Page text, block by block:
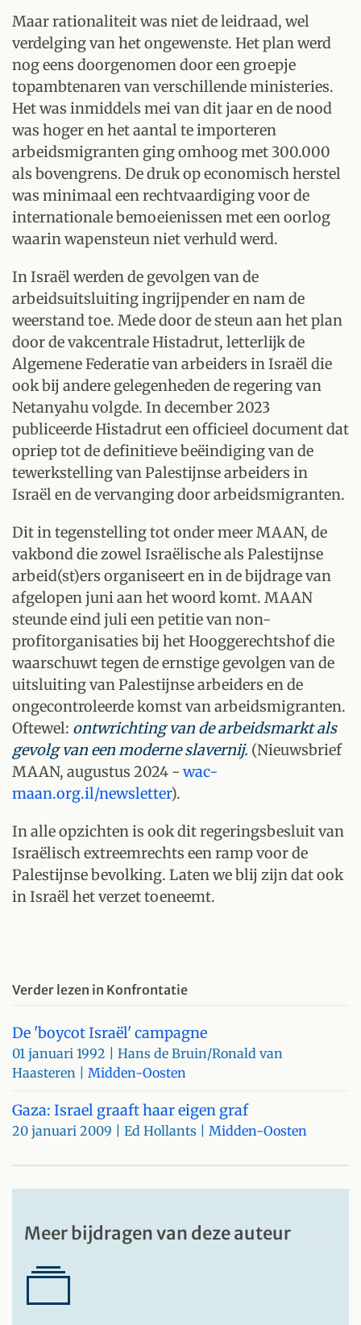
Maar rationaliteit was niet de leidraad, wel
verdelging van het ongewenste. Het plan werd
nog eens doorgenomen door een groepje
topambtenaren van verschillende ministeries.
Het was inmiddels mei van dit jaar en de nood
was hoger en het aantal te importeren
arbeidsmigranten ging omhoog met 300.000
als bovengrens. De druk op economisch herstel
was minimaal een rechtvaardiging voor de
internationale bemoeienissen met een oorlog
waarin wapensteun niet verhuld werd.
In Israël werden de gevolgen van de
arbeidsuitsluiting ingrijpender en nam de
weerstand toe. Mede door de steun aan het plan
door de vakcentrale Histadrut, letterlijk de
Algemene Federatie van arbeiders in Israël die
ook bij andere gelegenheden de regering van
Netanyahu volgde. In december 2023
publiceerde Histadrut een officieel document dat
opriep tot de definitieve beëindiging van de
tewerkstelling van Palestijnse arbeiders in
Israël en de vervanging door arbeidsmigranten.
Dit in tegenstelling tot onder meer MAAN, de
vakbond die zowel Israëlische als Palestijnse
arbeid(st)ers organiseert en in de bijdrage van
afgelopen juni aan het woord komt. MAAN
steunde eind juli een petitie van non-
profitorganisaties bij het Hooggerechtshof die
waarschuwt tegen de ernstige gevolgen van de
uitsluiting van Palestijnse arbeiders en de
ongecontroleerde komst van arbeidsmigranten.
Oftewel: ontwrichting van de arbeidsmarkt als
gevolg van een moderne slavernij. (Nieuwsbrief
MAAN, augustus 2024 - wac-
maan.org.il/newsletter).
In alle opzichten is ook dit regeringsbesluit van
Israëlisch extreemrechts een ramp voor de
Palestijnse bevolking. Laten we blij zijn dat ook
in Israël het verzet toeneemt.
Verder lezen in Konfrontatie
De 'boycot Israël' campagne
01 januari 1992 | Hans de Bruin/Ronald van
Haasteren | Midden-Oosten
Gaza: Israel graaft haar eigen graf
20 januari 2009 | Ed Hollants | Midden-Oosten
Meer bijdragen van deze auteur